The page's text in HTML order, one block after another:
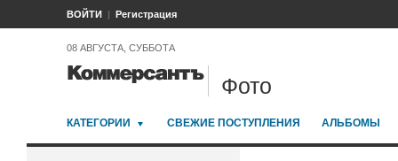
ВОЙТИ Регистрация
08 АВГУСТА, СУББОТА
Фото
КАТЕГОРИИ СВЕЖИЕ ПОСТУПЛЕНИЯ АЛЬБОМЫ